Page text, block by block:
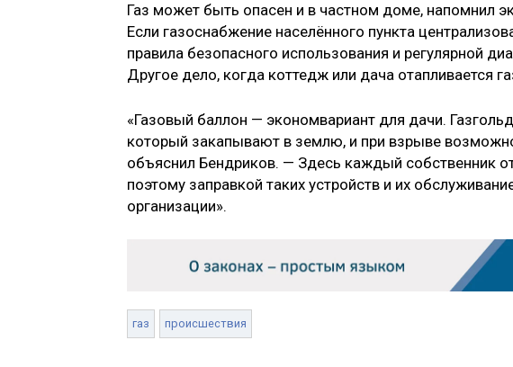
Газ может быть опасен и в частном доме, напомнил
Если газоснабжение населённого пункта
правила безопасного использования и регулярной
Другое дело, когда коттедж или дача отапливается
«Газовый баллон — экономвариант для дачи.
который закапывают в землю, и при взрыве
объяснил Бендриков. — Здесь каждый собственник
поэтому заправкой таких устройств и их
организации».
газ происшествия